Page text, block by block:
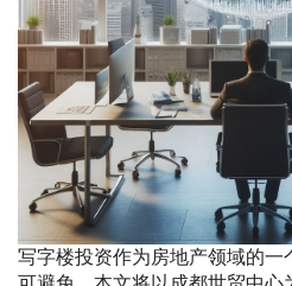
写字楼投资作为房地产领域的一